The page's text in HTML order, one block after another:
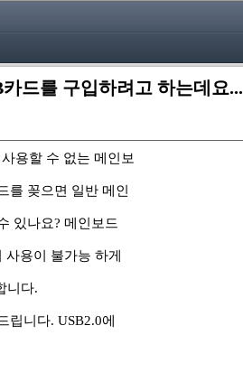
드를 구입하려고 하는데요...
용할 수 없는 메인보
를 꽂으면 일반 메인
있나요? 메인보드
용이 불가능 하게
니다.
립니다. USB2.0에